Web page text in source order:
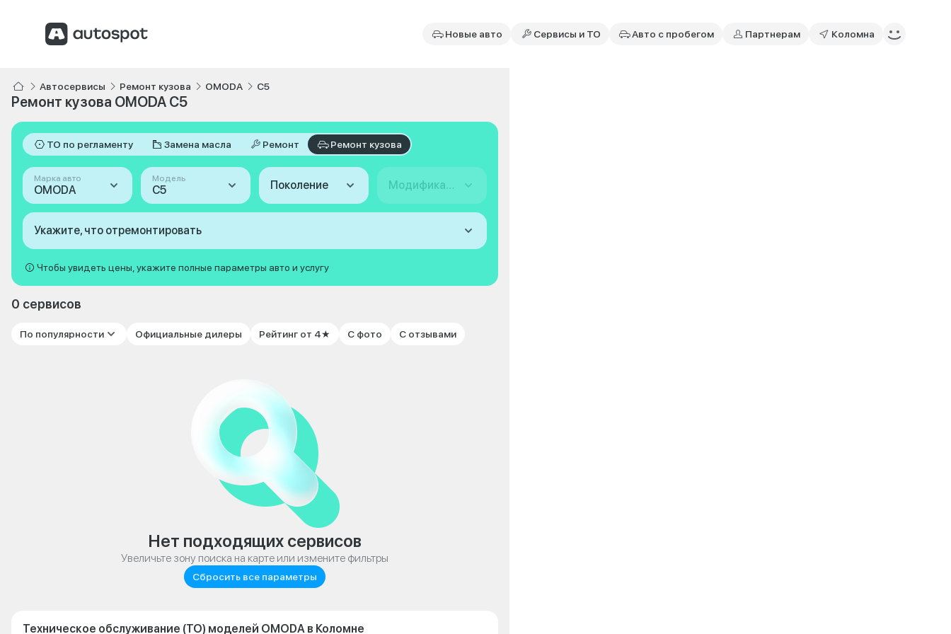
Новые авто Сервисы и ТО Авто с пробегом Партнерам Коломна
Автосервисы Ремонт кузова OMODA C5
Ремонт кузова OMODA C5
ТО по регламенту Замена масла Ремонт Ремонт кузова
Марка авто
OMODA
Модель
C5 Поколение Модификация
Укажите, что отремонтировать
Чтобы увидеть цены, укажите полные параметры авто и услугу
0 сервисов
По популярности Официальные дилеры Рейтинг от 4★ С фото С отзывами
Нет подходящих сервисов
Увеличьте зону поиска на карте или измените фильтры
Сбросить все параметры
Техническое обслуживание (ТО) моделей OMODA в Коломне